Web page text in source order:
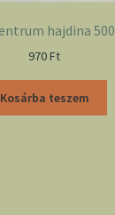
hajdina
970Ft
Kosárba teszem